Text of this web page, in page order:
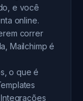
e você
online.
correr
Mailchimp é
o que é